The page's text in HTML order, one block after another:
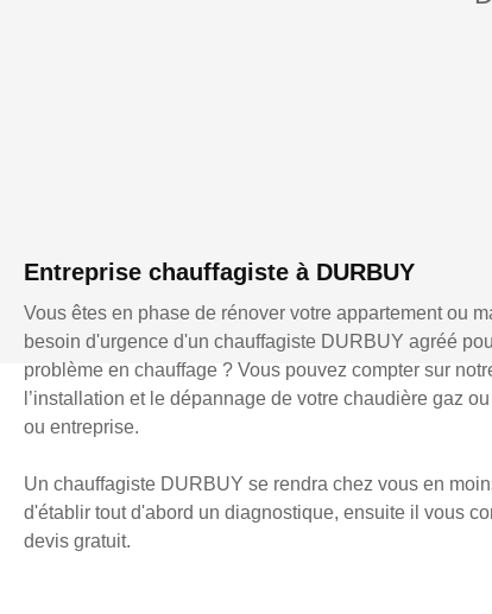
Entreprise chauffagiste à DURBUY
Vous êtes en phase de rénover votre appartement ou
besoin d'urgence d'un chauffagiste DURBUY agréé
problème en chauffage ? Vous pouvez compter sur
l’installation et le dépannage de votre chaudière gaz
ou entreprise.
Un chauffagiste DURBUY se rendra chez vous en
d'établir tout d'abord un diagnostique, ensuite il vous
devis gratuit.